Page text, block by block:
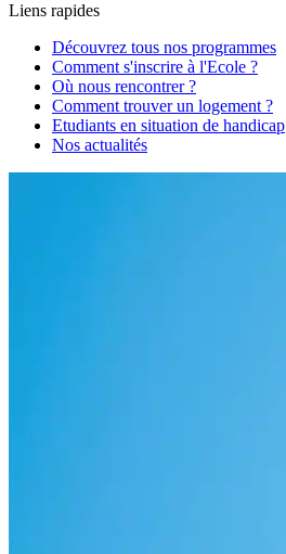
Liens rapides
Découvrez tous nos programmes
Comment s'inscrire à l'Ecole ?
Où nous rencontrer ?
Comment trouver un logement ?
Etudiants en situation de handicap
Nos actualités